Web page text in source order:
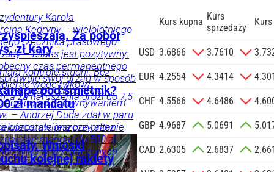
na
na podany
o.o. w imieniu
zlecenie jej
SIĘ
Karola
Kędryny – wieloletniego
rzecznika prasowego
– bilans jest pozytywny:
czas permanentnego
swój urząd w sposób
wyzwań – akcentuje.
przed porównywaniem
– Andrzej Duda zdał w paru
ale jeszcze przez
jak kiedyś
a po latach się to zmieniło
Andrzeja Dudy.
Za pobór
zł kary
kontrole studni. Bez
wodę tylko w
a za naruszenia grozi do 7,5
pod śmietnik?
zł mandatu
pozostawiona przy altanie
mandat do 500 zł.
tylko w wyznaczonych
Wnioski
kolejnej rakiety
Kurs kupna Kurs
sprzedaży
USD 3.6866 3.7610
EUR 4.2554 4.3414
CHF 4.5566 4.6486
GBP 4.9687 5.0691
CAD 2.6305 2.6837